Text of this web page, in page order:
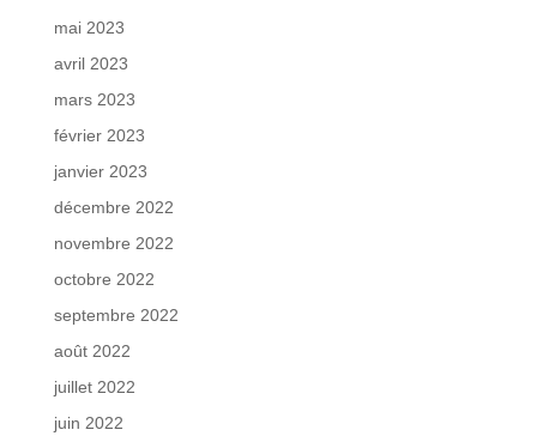
mai 2023
avril 2023
mars 2023
février 2023
janvier 2023
décembre 2022
novembre 2022
octobre 2022
septembre 2022
août 2022
juillet 2022
juin 2022